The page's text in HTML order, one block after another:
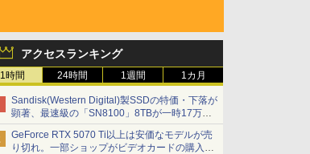
アクセスランキング
1時間 24時間 1週間 1カ月
Sandisk(Western Digital)製SSDの特価・下落が
顕著、最速級の「SN8100」8TBが一時17万円
割れ [8月前半のSSD価格]
GeForce RTX 5070 Ti以上は安価なモデルが売
り切れ。一部ショップがビデオカードの購入制